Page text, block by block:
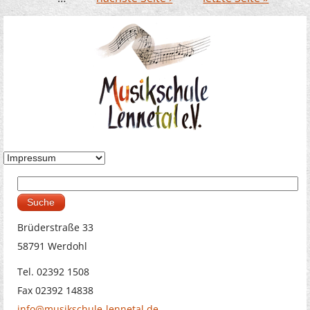
Suchformular
Brüderstraße 33
58791 Werdohl
Tel. 02392 1508
Fax 02392 14838